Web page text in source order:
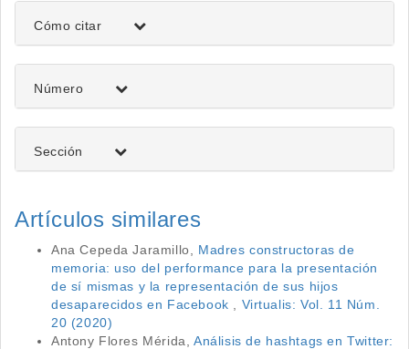
Detalles
del
artículo
Cómo citar
Número
Sección
Artículos similares
Ana Cepeda Jaramillo, Madres constructoras de
memoria: uso del performance para la presentación
de sí mismas y la representación de sus hijos
desaparecidos en Facebook
Virtualis: Vol. 11 Núm.
20 (2020)
Antony Flores Mérida, Análisis de hashtags en Twitter: